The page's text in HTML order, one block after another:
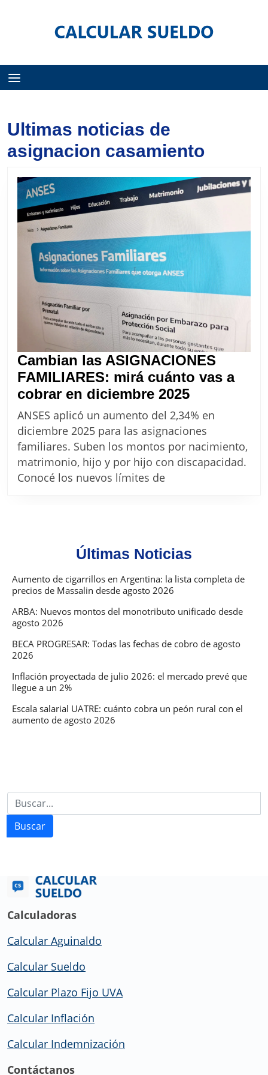
Ultimas noticias de
asignacion casamiento
Cambian las ASIGNACIONES
FAMILIARES: mirá cuánto vas a
cobrar en diciembre 2025Cambian
las
mirá
diciembre
2025
ANSES aplicó un aumento del 2,34% en
diciembre 2025 para las asignaciones
familiares. Suben los montos por nacimiento,
matrimonio, hijo y por hijo con discapacidad.
Conocé los nuevos límites de
Últimas Noticias
Aumento de cigarrillos en Argentina: la lista completa de
precios de Massalin desde agosto 2026
ARBA: Nuevos montos del monotributo unificado desde
agosto 2026
BECA PROGRESAR: Todas las fechas de cobro de agosto
2026
Inflación proyectada de julio 2026: el mercado prevé que
llegue a un 2%
Escala salarial UATRE: cuánto cobra un peón rural con el
aumento de agosto 2026
Buscar
Calculadoras
Calcular Aguinaldo
Calcular Sueldo
Calcular Plazo Fijo UVA
Calcular Inflación
Calcular Indemnización
Contáctanos